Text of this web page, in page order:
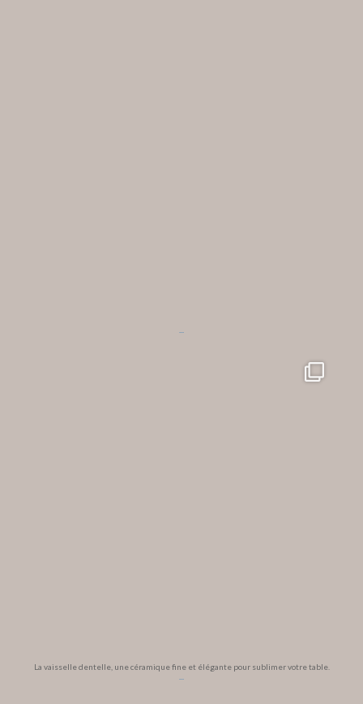
La vaisselle dentelle, une céramique fine et élégante pour sublimer votre table.